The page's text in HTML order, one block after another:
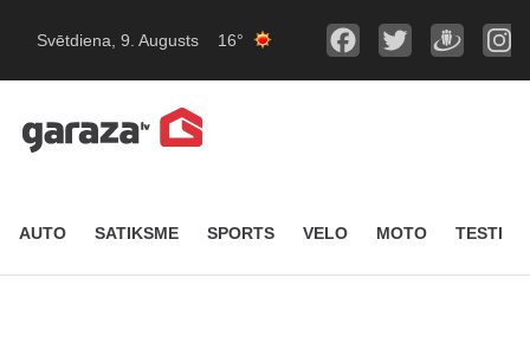
Svētdiena, 9. Augusts 16°
AUTO SATIKSME SPORTS VELO MOTO TESTI